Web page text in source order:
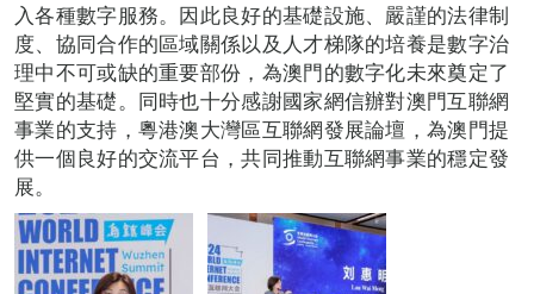
入各種數字服務。因此良好的基礎設施、嚴謹的法律制
度、協同合作的區域關係以及人才梯隊的培養是數字治
理中不可或缺的重要部份，為澳門的數字化未來奠定了
堅實的基礎。同時也十分感謝國家網信辦對澳門互聯網
事業的支持，粵港澳大灣區互聯網發展論壇，為澳門提
供一個良好的交流平台，共同推動互聯網事業的穩定發
展。